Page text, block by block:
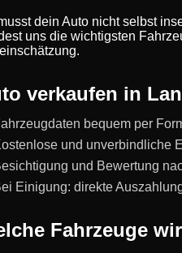
dein Auto nicht selbst
uns die wichtigsten
verkaufen in
bequem per
und unverbindliche
und Bewertung
Einigung: direkte
Fahrzeuge